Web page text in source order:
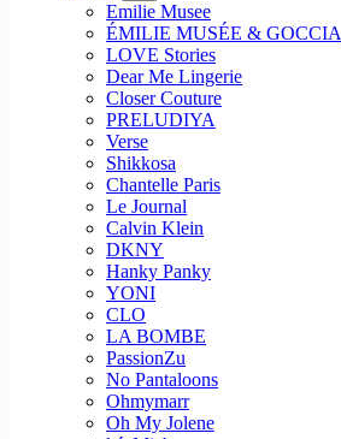
Emilie Musee
ÉMILIE MUSÉE & GOCCIA
LOVE Stories
Dear Me Lingerie
Closer Couture
PRELUDIYA
Verse
Shikkosa
Chantelle Paris
Le Journal
Calvin Klein
DKNY
Hanky Panky
YONI
CLO
LA BOMBE
PassionZu
No Pantaloons
Ohmymarr
Oh My Jolene